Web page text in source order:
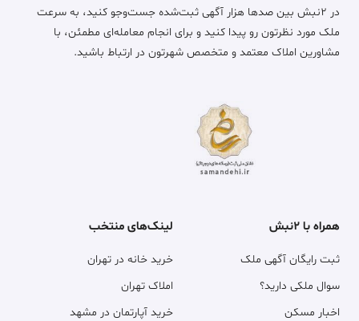
در ۲نبش بین صدها هزار آگهی ثبت‌شده جست‌وجو کنید، به سرعت
ملک مورد نظرتون رو پیدا کنید و برای انجام معامله‌ای مطمئن، با
مشاورین املاک معتمد و متخصص شهرتون در ارتباط باشید.
همراه با ۲نبش
ثبت رایگان آگهی ملک
سوال ملکی دارید؟
اخبار مسکن
لینک‌های منتخب
خرید خانه در تهران
املاک تهران
خرید آپارتمان در مشهد